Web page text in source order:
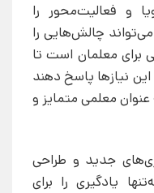
و فعالیت‌محور را
چالش‌هایی را
برای معلمان است تا
این نیازها پاسخ دهند
عنوان معلمی متمایز و
جدید و طراحی
یادگیری را برای